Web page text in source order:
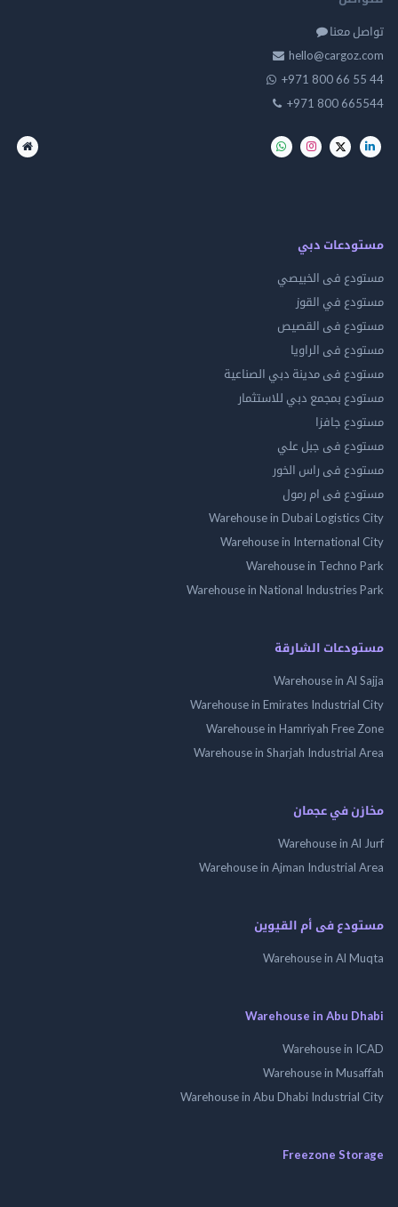
تواصل معنا
hello@cargoz.com
+971 800 66 55 44
+971 800 665544
مستودعات دبي
مستودع فى الخبيصي
مستودع في القوز
مستودع فى القصيص
مستودع فى الراويا
مستودع فى مدينة دبي الصناعية
مستودع بمجمع دبي للاستثمار
مستودع جافزا
مستودع فى جبل علي
مستودع فى راس الخور
مستودع فى ام رمول
Warehouse in Dubai Logistics City
Warehouse in International City
Warehouse in Techno Park
Warehouse in National Industries Park
مستودعات الشارقة
Warehouse in Al Sajja
Warehouse in Emirates Industrial City
Warehouse in Hamriyah Free Zone
Warehouse in Sharjah Industrial Area
مخازن في عجمان
Warehouse in Al Jurf
Warehouse in Ajman Industrial Area
مستودع فى أم القيوين
Warehouse in Al Muqta
Warehouse in Abu Dhabi
Warehouse in ICAD
Warehouse in Musaffah
Warehouse in Abu Dhabi Industrial City
Freezone Storage